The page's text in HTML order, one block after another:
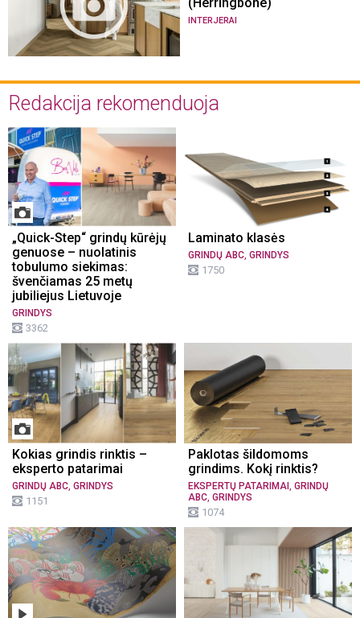
INTERJERAI
Redakcija rekomenduoja
„Quick-Step“ grindų kūrėjų
genuose – nuolatinis
tobulumo siekimas:
švenčiamas 25 metų
jubiliejus Lietuvoje
GRINDYS
3362
Laminato klasės
GRINDŲ ABC GRINDYS
1750
Kokias grindis rinktis –
eksperto patarimai
GRINDŲ ABC, GRINDYS
1151
Paklotas šildomoms
grindims. Kokį rinktis?
EKSPERTŲ PATARIMAI , GRINDŲ
ABC, GRINDYS
1074